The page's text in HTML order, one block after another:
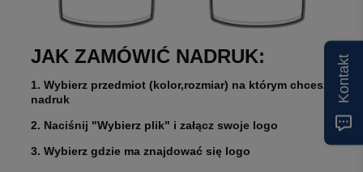
JAK ZAMÓWIĆ NADRUK:
1. Wybierz przedmiot (kolor,rozmiar) na którym chcesz
nadruk
2. Naciśnij "Wybierz plik" i załącz swoje logo
3. Wybierz gdzie ma znajdować się logo
Kontakt